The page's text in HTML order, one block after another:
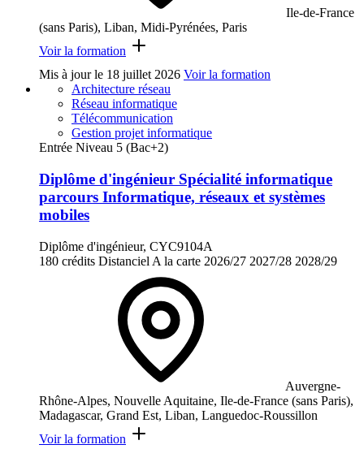
Ile-de-France
(sans Paris), Liban, Midi-Pyrénées, Paris
Voir la formation
Mis à jour le 18 juillet 2026 Voir la formation
Architecture réseau
Réseau informatique
Télécommunication
Gestion projet informatique
Entrée Niveau 5 (Bac+2)
Diplôme d'ingénieur Spécialité informatique
parcours Informatique, réseaux et systèmes
mobiles
Diplôme d'ingénieur, CYC9104A
180 crédits Distanciel A la carte 2026/27 2027/28 2028/29
Auvergne-
Rhône-Alpes, Nouvelle Aquitaine, Ile-de-France (sans Paris),
Madagascar, Grand Est, Liban, Languedoc-Roussillon
Voir la formation